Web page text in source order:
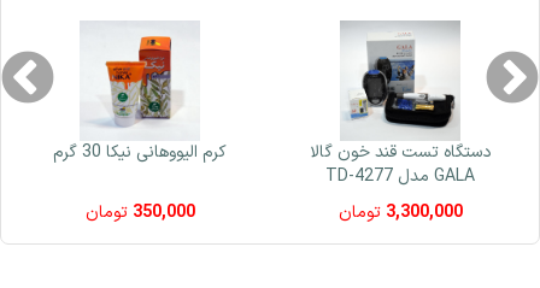
دستگاه تست قند خون گالا
GALA مدل TD-4277
3,300,000 تومان
کرم الیووهانی نیکا 30 گرم
350,000 تومان